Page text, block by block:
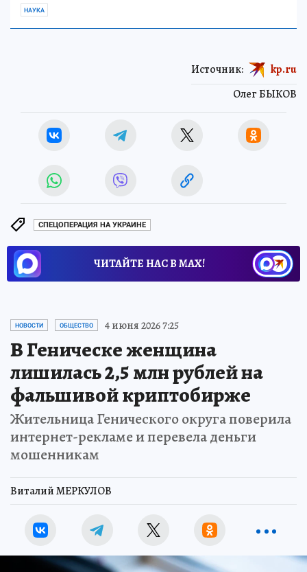
НАУКА
Олег БЫКОВ
Источник: kp.ru
СПЕЦОПЕРАЦИЯ НА УКРАИНЕ
ЧИТАЙТЕ НАС В МАХ!
НОВОСТИ ОБЩЕСТВО 4 июня 2026 7:25
В Геническе женщина
лишилась 2,5 млн рублей на
фальшивой криптобирже
Жительница Генического округа поверила
интернет-рекламе и перевела деньги
мошенникам
Виталий МЕРКУЛОВ